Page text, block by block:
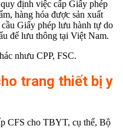
định việc cấp Giấy phép
hàng hóa được sản xuất
Giấy phép lưu hành tự do
để lưu thông tại Việt Nam.
nhưu CPP, FSC.
trang thiết bị y
CFS cho TBYT, cụ thể, Bộ